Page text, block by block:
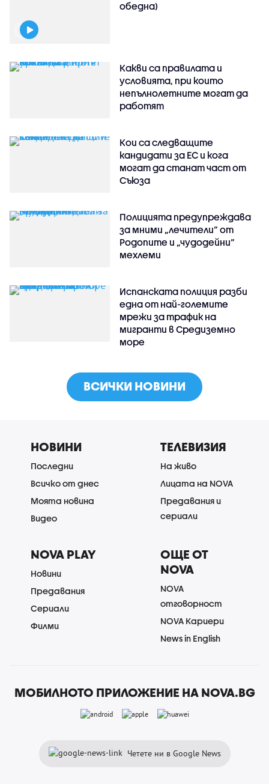
обедна)
Какви са правилата и
условията, при които
непълнолетните могат да
работят
Кои са следващите
кандидати за ЕС и кога
могат да станат част от
Съюза
Полицията предупреждава
за мними „лечители“ от
Родопите и „чудодейни“
мехлеми
Испанската полиция разби
една от най-големите
мрежи за трафик на
мигранти в Средиземно
море
ВСИЧКИ НОВИНИ
НОВИНИ
Последни
Всичко от днес
Моята новина
Видео
ТЕЛЕВИЗИЯ
На живо
Лицата на NOVA
Предавания и
сериали
NOVA PLAY
Новини
Предавания
Сериали
Филми
ОЩЕ ОТ
NOVA
NOVA
отговорност
NOVA Кариери
News in English
МОБИЛНОТО ПРИЛОЖЕНИЕ НА NOVA.BG
Четете ни в Google News